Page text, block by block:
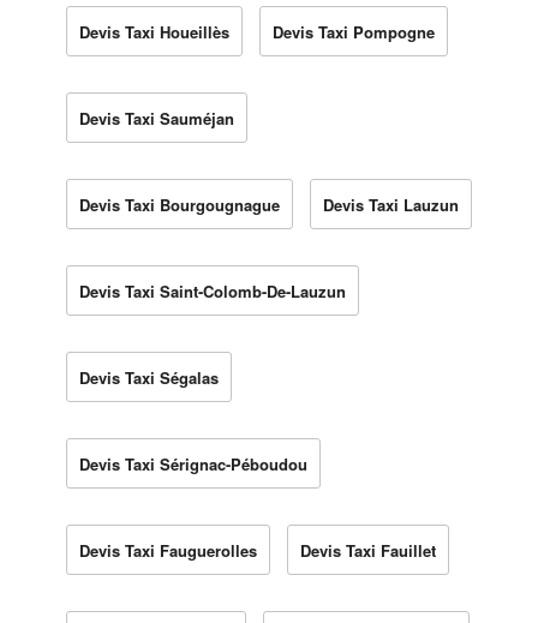
Devis Taxi Houeillès Devis Taxi Pompogne
Devis Taxi Sauméjan
Devis Taxi Bourgougnague Devis Taxi Lauzun
Devis Taxi Saint-Colomb-De-Lauzun
Devis Taxi Ségalas
Devis Taxi Sérignac-Péboudou
Devis Taxi Fauguerolles Devis Taxi Fauillet